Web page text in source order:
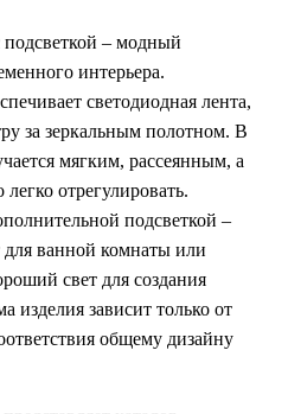
подсветкой – модный
интерьера.
светодиодная лента,
за зеркальным полотном. В
мягким, рассеянным, а
отрегулировать.
подсветкой –
ванной комнаты или
свет для создания
изделия зависит только от
общему дизайну